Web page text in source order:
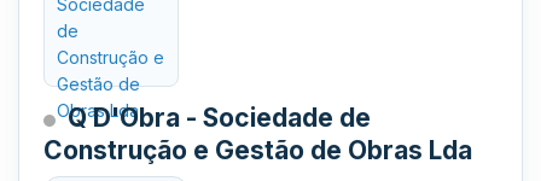
Q D'Obra - Sociedade de
Construção e Gestão de Obras Lda